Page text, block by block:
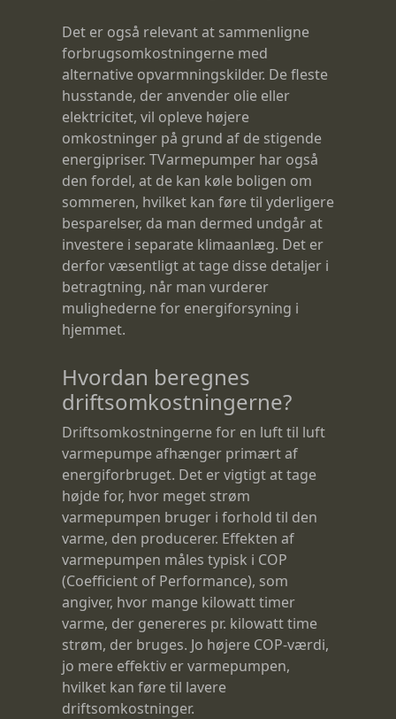
Det er også relevant at sammenligne
forbrugsomkostningerne med
alternative opvarmningskilder. De fleste
husstande, der anvender olie eller
elektricitet, vil opleve højere
omkostninger på grund af de stigende
energipriser. TVarmepumper har også
den fordel, at de kan køle boligen om
sommeren, hvilket kan føre til yderligere
besparelser, da man dermed undgår at
investere i separate klimaanlæg. Det er
derfor væsentligt at tage disse detaljer i
betragtning, når man vurderer
mulighederne for energiforsyning i
hjemmet.
Hvordan beregnes
driftsomkostningerne?
Driftsomkostningerne for en luft til luft
varmepumpe afhænger primært af
energiforbruget. Det er vigtigt at tage
højde for, hvor meget strøm
varmepumpen bruger i forhold til den
varme, den producerer. Effekten af
varmepumpen måles typisk i COP
(Coefficient of Performance), som
angiver, hvor mange kilowatt timer
varme, der genereres pr. kilowatt time
strøm, der bruges. Jo højere COP-værdi,
jo mere effektiv er varmepumpen,
hvilket kan føre til lavere
driftsomkostninger.